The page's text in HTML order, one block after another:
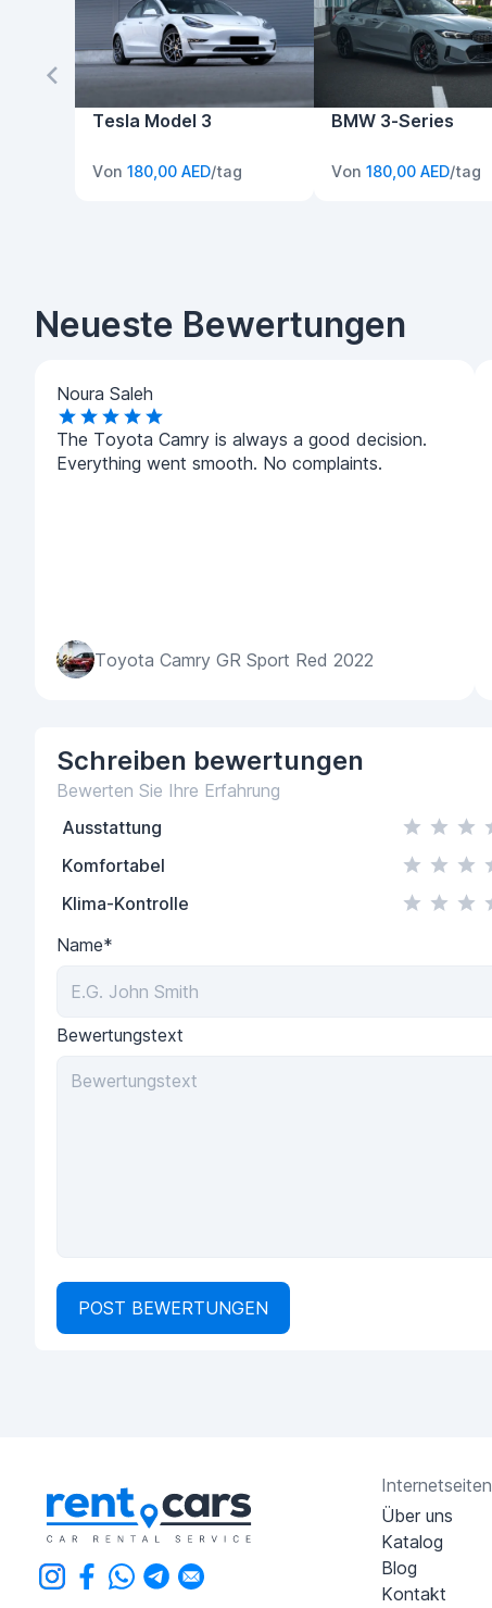
Tesla Model 3
Von 180,00 AED/tag
BMW 3-Series
Von 180,00 AED/tag
Neueste Bewertungen
Noura Saleh
The Toyota Camry is always a good decision.
Everything went smooth. No complaints.
Toyota Camry GR Sport Red 2022
Schreiben bewertungen
Bewerten Sie Ihre Erfahrung
Ausstattung
Komfortabel
Klima-Kontrolle
Name*
Bewertungstext
POST BEWERTUNGEN
Internetseiten
Über uns
Katalog
Blog
Kontakt